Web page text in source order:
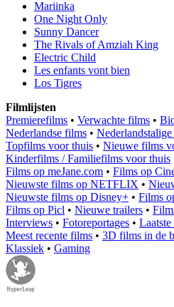
Mariinka
One Night Only
Sunny Dancer
The Rivals of Amziah King
Electric Child
Les enfants vont bien
Los Tigres
Filmlijsten
Premierefilms • Verwachte films •
Nederlandse films •
Topfilms voor thuis • Nieuwe films
Kinderfilms / Familiefilms voor thuis
Films op meJane.com • Films op
Nieuwste films op NETFLIX •
Nieuwste films op Disney+ • Films
Films op Picl • Nieuwe trailers •
Interviews • Fotoreportages •
Meest recente films • 3D films in de
Klassiek • Gaming